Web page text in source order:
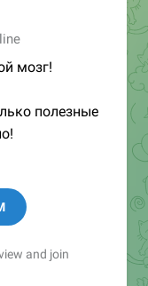
мозг!
полезные
and join